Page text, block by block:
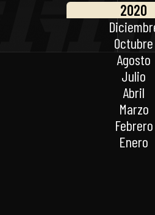
2020
Octubre
Agosto
Julio
Abril
Marzo
Febrero
Enero